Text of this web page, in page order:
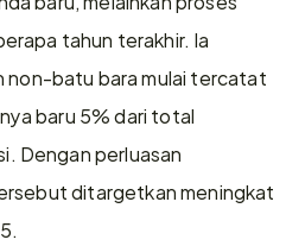
tahun terakhir. Ia
batu bara mulai tercatat
baru 5% dari total
Dengan perluasan
ditargetkan meningkat